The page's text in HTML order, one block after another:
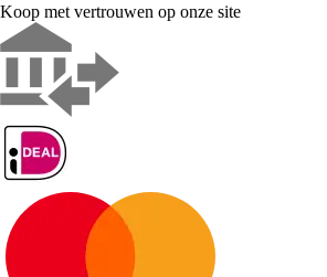
Koop met vertrouwen op onze site